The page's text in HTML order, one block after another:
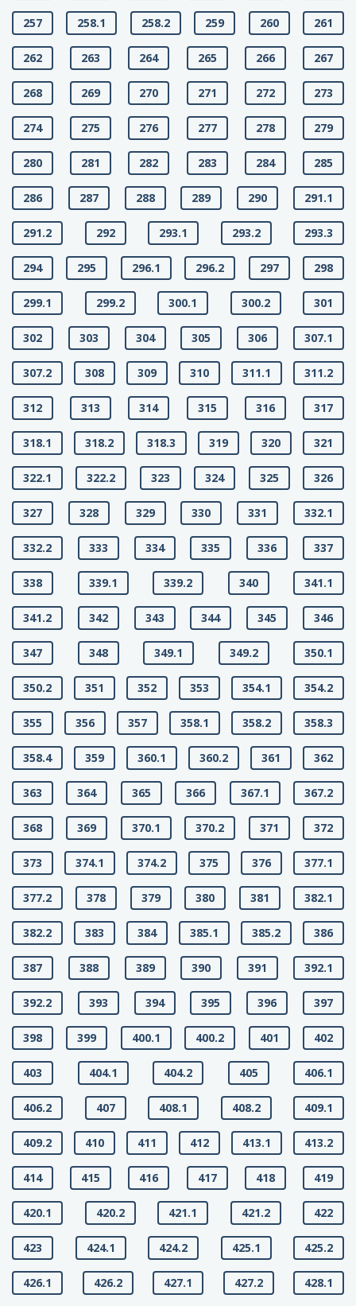
257 258.1 258.2 259 260 261
262 263 264 265 266 267
268 269 270 271 272 273
274 275 276 277 278 279
280 281 282 283 284 285
286 287 288 289 290 291.1
291.2 292 293.1 293.2 293.3
294 295 296.1 296.2 297 298
299.1 299.2 300.1 300.2 301
302 303 304 305 306 307.1
307.2 308 309 310 311.1 311.2
312 313 314 315 316 317
318.1 318.2 318.3 319 320 321
322.1 322.2 323 324 325 326
327 328 329 330 331 332.1
332.2 333 334 335 336 337
338 339.1 339.2 340 341.1
341.2 342 343 344 345 346
347 348 349.1 349.2 350.1
350.2 351 352 353 354.1 354.2
355 356 357 358.1 358.2 358.3
358.4 359 360.1 360.2 361 362
363 364 365 366 367.1 367.2
368 369 370.1 370.2 371 372
373 374.1 374.2 375 376 377.1
377.2 378 379 380 381 382.1
382.2 383 384 385.1 385.2 386
387 388 389 390 391 392.1
392.2 393 394 395 396 397
398 399 400.1 400.2 401 402
403 404.1 404.2 405 406.1
406.2 407 408.1 408.2 409.1
409.2 410 411 412 413.1 413.2
414 415 416 417 418 419
420.1 420.2 421.1 421.2 422
423 424.1 424.2 425.1 425.2
426.1 426.2 427.1 427.2 428.1